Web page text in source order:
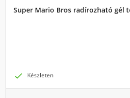
Super Mario Bros radírozható gél
 Készleten